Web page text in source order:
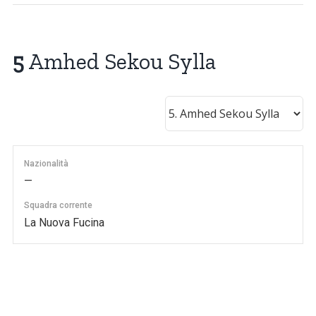
5Amhed Sekou Sylla
Nazionalità
—
Squadra corrente
La Nuova Fucina